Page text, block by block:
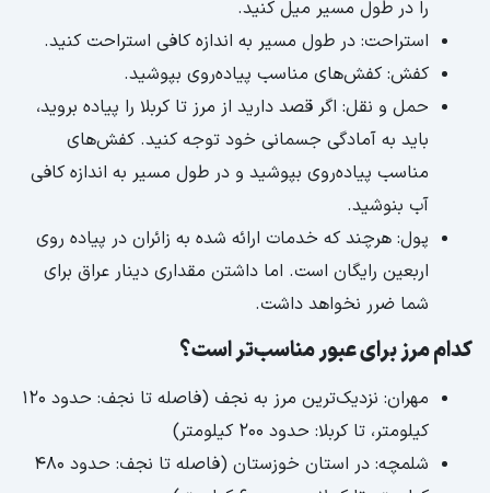
را در طول مسیر میل کنید.
استراحت: در طول مسیر به اندازه کافی استراحت کنید.
کفش: کفش‌های مناسب پیاده‌روی بپوشید.
حمل و نقل: اگر قصد دارید از مرز تا کربلا را پیاده بروید،
باید به آمادگی جسمانی خود توجه کنید. کفش‌های
مناسب پیاده‌روی بپوشید و در طول مسیر به اندازه کافی
آب بنوشید.
پول: هرچند که خدمات ارائه شده به زائران در پیاده روی
اربعین رایگان است. اما داشتن مقداری دینار عراق برای
شما ضرر نخواهد داشت.
کدام مرز برای عبور مناسب‌تر است؟
مهران: نزدیک‌ترین مرز به نجف (فاصله تا نجف: حدود 120
کیلومتر، تا کربلا: حدود 200 کیلومتر)
شلمچه: در استان خوزستان (فاصله تا نجف: حدود 480